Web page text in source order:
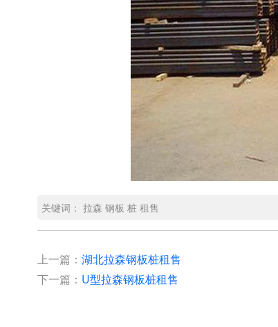
关键词： 拉森 钢板 桩 租售
上一篇： 湖北拉森钢板桩租售
下一篇： U型拉森钢板桩租售